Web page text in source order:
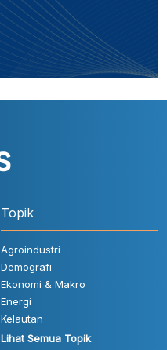
Topik
Agroindustri
Demografi
Ekonomi & Makro
Energi
Kelautan
Lihat Semua Topik